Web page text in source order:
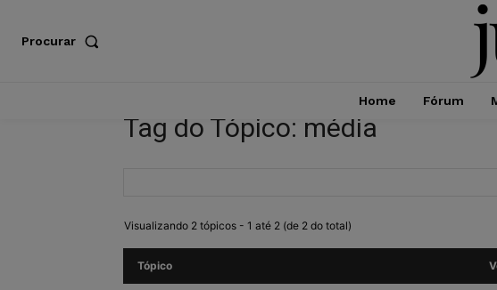
Procurar
Home Fórum
Tag do Tópico: média
Visualizando 2 tópicos - 1 até 2 (de 2 do total)
Tópico